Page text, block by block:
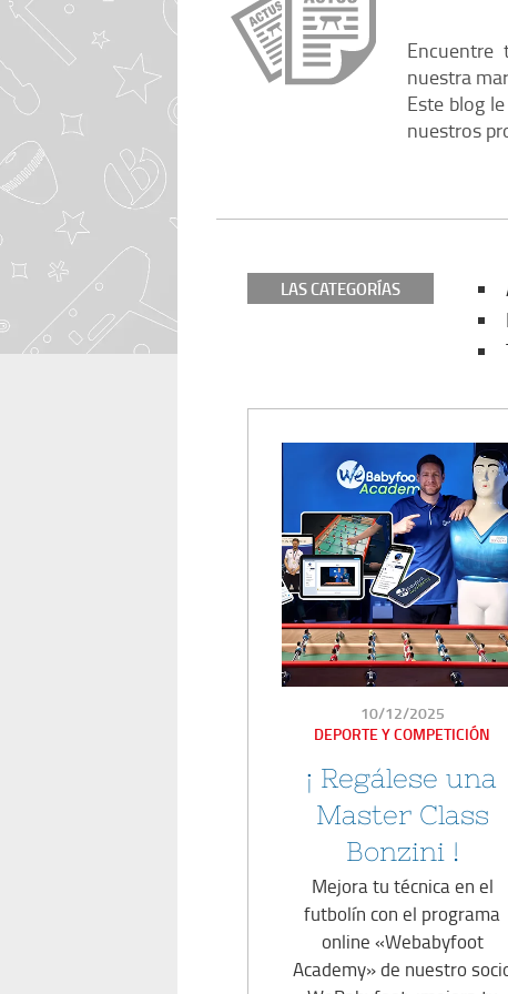
Babyfoot 2 barres
Voir tous nos
NUESTRAS
RECRUTEMENT
Encuentre
nuestra
Este blog
nuestros
LAS CATEGORÍAS
PUBLICADO
EN
10/12/2025
DEPORTE Y COMPETICIÓN
¡ Regálese una
Master Class
Bonzini !
Mejora tu técnica en el
futbolín con el programa
online «Webabyfoot
Academy» de nuestro